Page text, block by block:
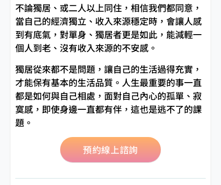
不論獨居、或二人以上同住，相信我們都同意，
當自己的經濟獨立、收入來源穩定時，會讓人感
到有底氣，對單身、獨居者更是如此，能減輕一
個人到老、沒有收入來源的不安感。
獨居從來都不是問題，讓自己的生活過得充實，
才能保有基本的生活品質。人生最重要的事一直
都是如何與自己相處，面對自己內心的孤單、寂
寞感，即使身邊一直都有伴，這也是逃不了的課
題。
預約線上諮詢